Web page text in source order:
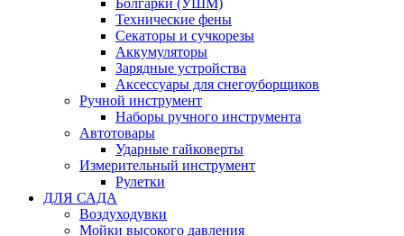
Болгарки (УШМ)
Технические фены
Секаторы и сучкорезы
Аккумуляторы
Зарядные устройства
Аксессуары для снегоуборщиков
Ручной инструмент
Наборы ручного инструмента
Автотовары
Ударные гайковерты
Измерительный инструмент
Рулетки
ДЛЯ САДА
Воздуходувки
Мойки высокого давления